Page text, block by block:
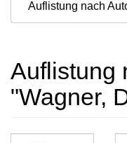
Auflistung nach
Auflistung
"Wagner,